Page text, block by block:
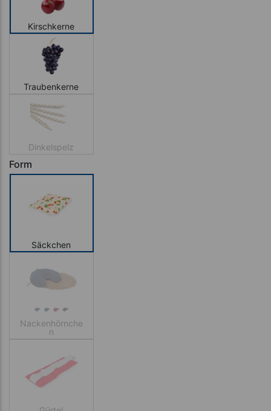
Kirschkerne
Traubenkerne
Dinkelspelz
Form
Säckchen
Nackenhörnche
n